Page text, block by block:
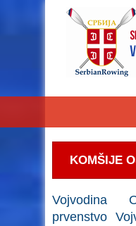
KOMŠIJE
Vojvodina
prvenstvo